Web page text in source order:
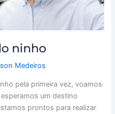
ninho
Medeiros
pela primeira vez, voamos
um destino
prontos para realizar